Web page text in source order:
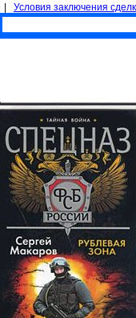
Условия заключения